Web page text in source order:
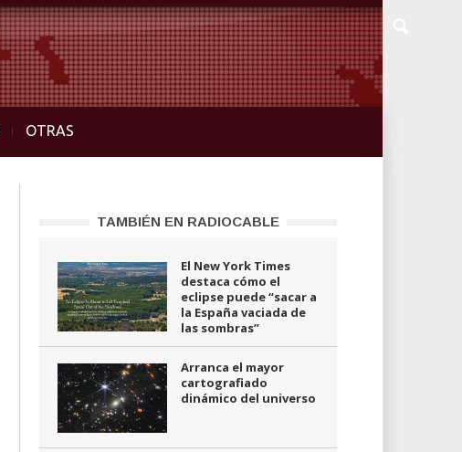
OTRAS
TAMBIÉN EN RADIOCABLE
El New York Times
destaca cómo el
eclipse puede “sacar a
la España vaciada de
las sombras”
Arranca el mayor
cartografiado
dinámico del universo